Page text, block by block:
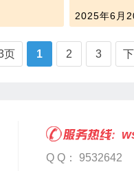
2025年6月
页 1 2 3
Q Q： 9532642